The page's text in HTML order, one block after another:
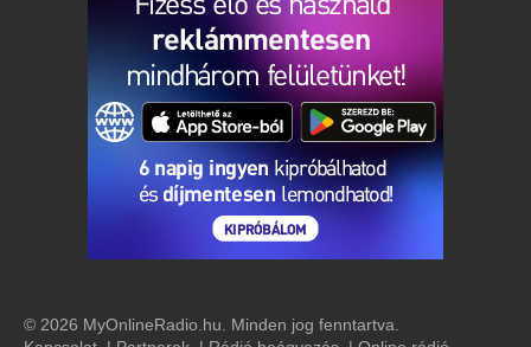
© 2026 MyOnlineRadio.hu. Minden jog fenntartva.